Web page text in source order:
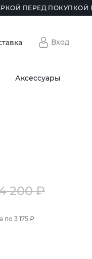
ПЕРЕД ПОКУПКОЙ
Вход
Аксессуары
200 ₽
по 3 175 ₽